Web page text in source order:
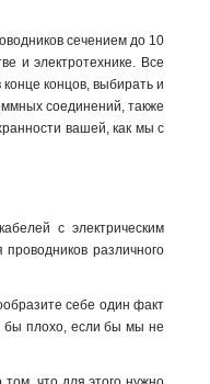
сечением до 10
и электротехнике. Все
концов, выбирать и
соединений, также
вашей, как мы с
с электрическим
различного
себе один факт
бы плохо, если бы мы не